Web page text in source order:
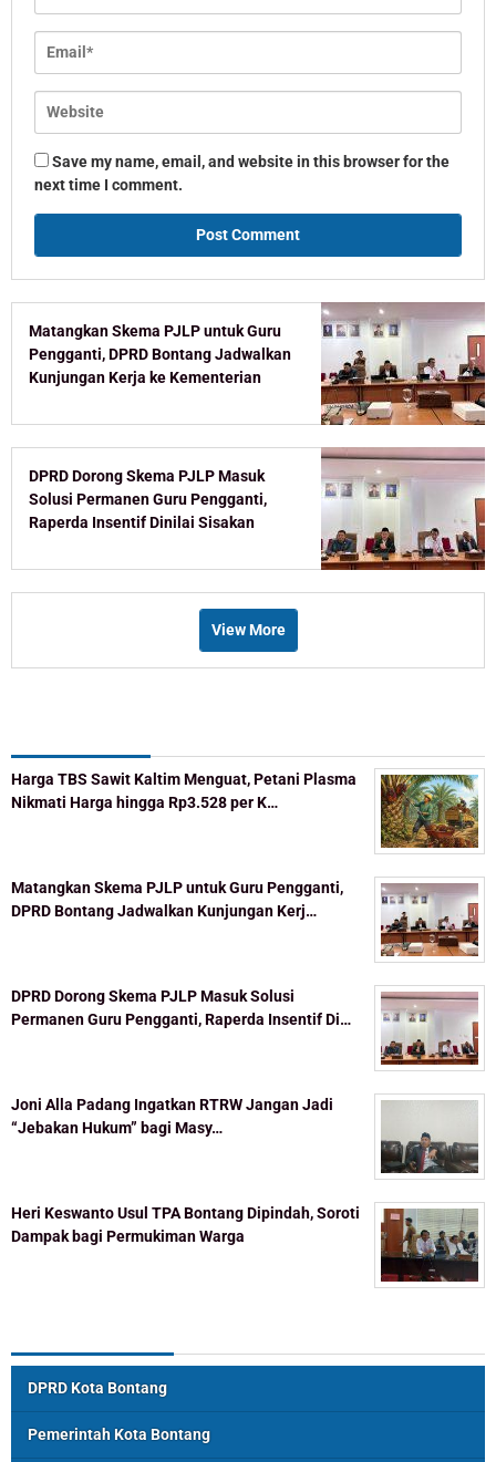
Save my name, email, and website in this browser for the
next time I comment.
Matangkan Skema PJLP untuk Guru
Pengganti, DPRD Bontang Jadwalkan
Kunjungan Kerja ke Kementerian
DPRD Dorong Skema PJLP Masuk
Solusi Permanen Guru Pengganti,
Raperda Insentif Dinilai Sisakan
View More
Harga TBS Sawit Kaltim Menguat, Petani Plasma
Nikmati Harga hingga Rp3.528 per K…
Matangkan Skema PJLP untuk Guru Pengganti,
DPRD Bontang Jadwalkan Kunjungan Kerj…
DPRD Dorong Skema PJLP Masuk Solusi
Permanen Guru Pengganti, Raperda Insentif Di…
Joni Alla Padang Ingatkan RTRW Jangan Jadi
“Jebakan Hukum” bagi Masy…
Heri Keswanto Usul TPA Bontang Dipindah, Soroti
Dampak bagi Permukiman Warga
DPRD Kota Bontang
Pemerintah Kota Bontang